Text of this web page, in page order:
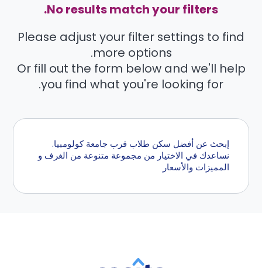
No results match your filters.
Please adjust your filter settings to find
more options.
Or fill out the form below and we'll help
you find what you're looking for.
إبحث عن أفضل سكن طلاب قرب جامعة كولومبيا.
نساعدك في الاختيار من مجموعة متنوعة من الغرف و
المميزات والأسعار